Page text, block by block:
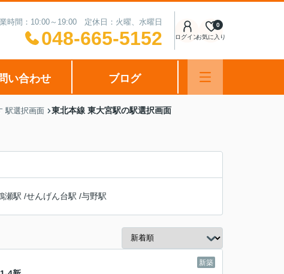
時間：10:00～19:00 定休日：火曜、水曜日
048-665-5152 ログインお気に入り
0
い合わせ ブログ
駅選択画面 東北本線 東大宮駅の駅選択画面
瀬駅 /せんげん台駅 /与野駅
新築